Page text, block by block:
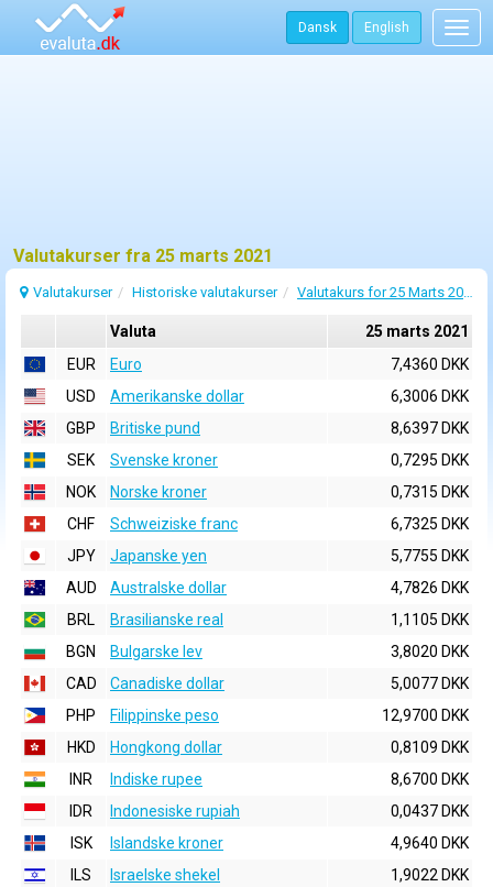
Dansk English
Valutakurser fra 25 marts 2021
Valutakurser Historiske valutakurser Valutakurs for 25 Marts 2021
Valuta
25 marts 2021
EUR
Euro
7,4360 DKK
USD
Amerikanske dollar
6,3006 DKK
GBP
Britiske pund
8,6397 DKK
SEK
Svenske kroner
0,7295 DKK
NOK
Norske kroner
0,7315 DKK
CHF
Schweiziske franc
6,7325 DKK
JPY
Japanske yen
5,7755 DKK
AUD
Australske dollar
4,7826 DKK
BRL
Brasilianske real
1,1105 DKK
BGN
Bulgarske lev
3,8020 DKK
CAD
Canadiske dollar
5,0077 DKK
PHP
Filippinske peso
12,9700 DKK
HKD
Hongkong dollar
0,8109 DKK
INR
Indiske rupee
8,6700 DKK
IDR
Indonesiske rupiah
0,0437 DKK
ISK
Islandske kroner
4,9640 DKK
ILS
Israelske shekel
1,9022 DKK